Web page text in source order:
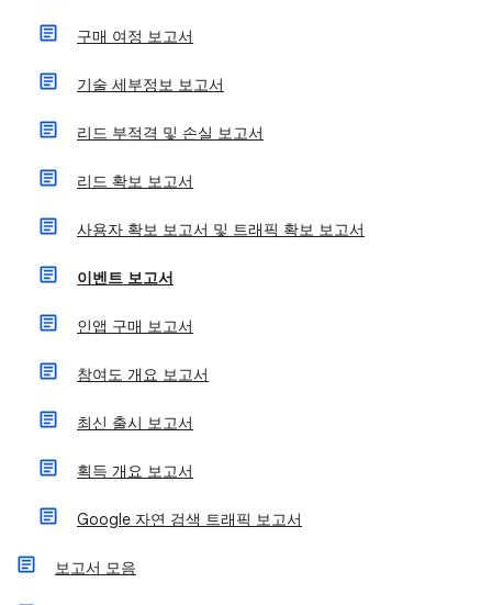
구매 여정 보고서
기술 세부정보 보고서
리드 부적격 및 손실 보고서
리드 확보 보고서
사용자 확보 보고서 및 트래픽 확보 보고서
이벤트 보고서
인앱 구매 보고서
참여도 개요 보고서
최신 출시 보고서
획득 개요 보고서
Google 자연 검색 트래픽 보고서
보고서 모음